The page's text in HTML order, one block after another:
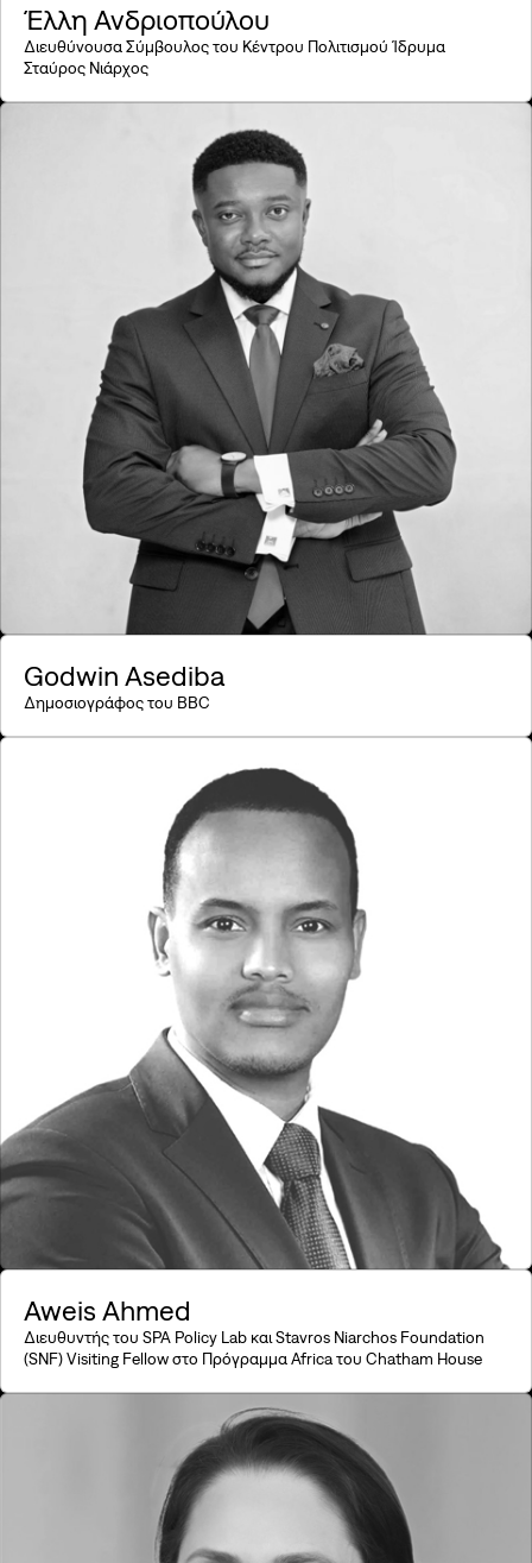
Έλλη Ανδριοπούλου
Διευθύνουσα Σύμβουλος του Κέντρου Πολιτισμού Ίδρυμα
Σταύρος Νιάρχος
Godwin Asediba
Δημοσιογράφος του BBC
Aweis Ahmed
Διευθυντής του SPA Policy Lab και Stavros Niarchos Foundation
(SNF) Visiting Fellow στο Πρόγραμμα Africa του Chatham House